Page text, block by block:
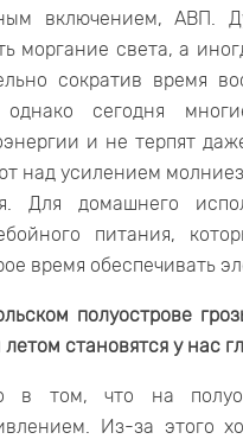
включением, АВП.
моргание света, а
сократив время
однако сегодня
и не терпят
над усилением
Для домашнего
питания,
время обеспечивать
полуострове
становятся у нас
в том, что на
Из-за этого